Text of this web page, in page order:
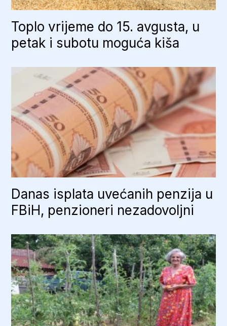
Toplo vrijeme do 15. avgusta, u
petak i subotu moguća kiša
Danas isplata uvećanih penzija u
FBiH, penzioneri nezadovoljni